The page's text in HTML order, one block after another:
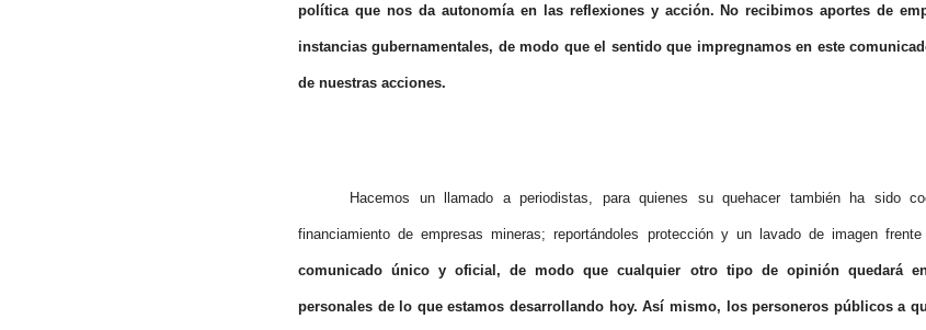
política que nos da autonomía en las reflexiones y acción. No recibimos aportes de
instancias gubernamentales, de modo que el sentido que impregnamos en este
de nuestras acciones.
Hacemos un llamado a periodistas, para quienes su quehacer también ha sido
financiamiento de empresas mineras; reportándoles protección y un lavado de imagen
comunicado único y oficial, de modo que cualquier otro tipo de opinión quedará
personales de lo que estamos desarrollando hoy. Así mismo, los personeros públicos a